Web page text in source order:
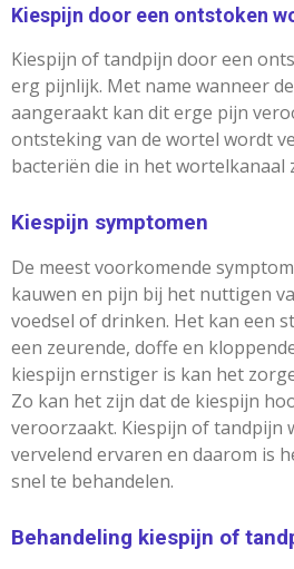
Kiespijn door een ontstoken
Kiespijn of tandpijn door een
erg pijnlijk. Met name wanneer
aangeraakt kan dit erge pijn
ontsteking van de wortel wordt
bacteriën die in het wortelkanaal
Kiespijn symptomen
De meest voorkomende
kauwen en pijn bij het nuttigen
voedsel of drinken. Het kan een
een zeurende, doffe en
kiespijn ernstiger is kan het
Zo kan het zijn dat de kiespijn
veroorzaakt. Kiespijn of tandpijn
vervelend ervaren en daarom is
snel te behandelen.
Behandeling kiespijn of